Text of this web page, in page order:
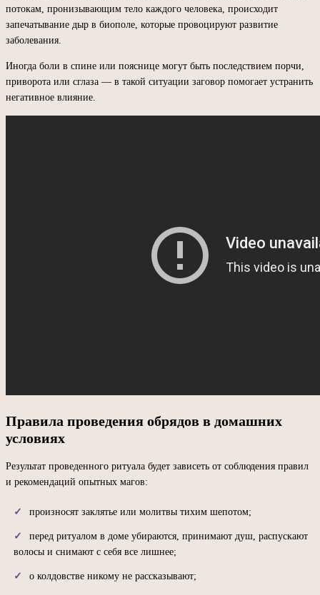
потокам, пронизывающим тело каждого человека, происходит
запечатывание дыр в биополе, которые провоцируют развитие
заболевания.
Иногда боли в спине или пояснице могут быть последствием порчи,
приворота или сглаза — в такой ситуации заговор помогает устранить
негативное влияние.
Правила проведения обрядов в домашних
условиях
Результат проведенного ритуала будет зависеть от соблюдения правил
и рекомендаций опытных магов:
произносят заклятье или молитвы тихим шепотом;
перед ритуалом в доме убираются, принимают душ, распускают
волосы и снимают с себя все лишнее;
о колдовстве никому не рассказывают;